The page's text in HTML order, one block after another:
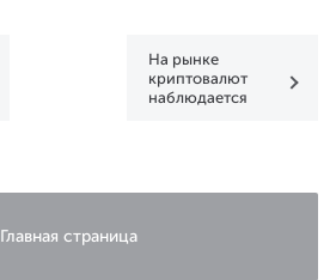
На рынке
криптовалют
наблюдается
Главная страница